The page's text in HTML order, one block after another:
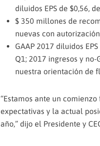
diluidos EPS de $0,56,
$ 350 millones de
nuevas con
GAAP 2017 diluidos
Q1; 2017 ingresos y
nuestra orientación de
“Estamos ante un
expectativas y la actual
año,” dijo el Presidente y